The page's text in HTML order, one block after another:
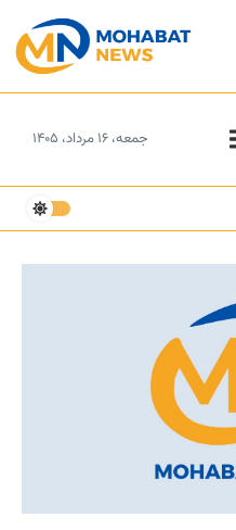
جمعه، ۱۶ مرداد، ۱۴۰۵